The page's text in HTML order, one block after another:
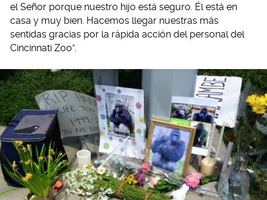
el Señor porque nuestro hijo está seguro. Él está en
casa y muy bien. Hacemos llegar nuestras más
sentidas gracias por la rápida acción del personal del
Cincinnati Zoo”.